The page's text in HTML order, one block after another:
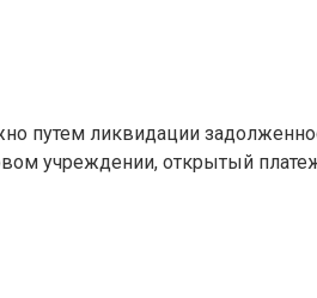
путем ликвидации
учреждении, открытый